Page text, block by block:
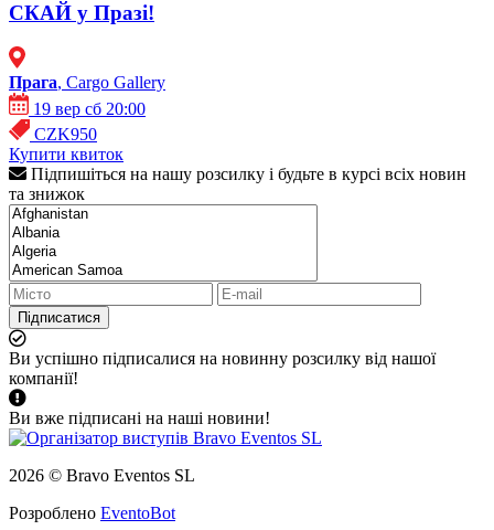
СКАЙ у Празі!
Прага, Cargo Gallery
19 вер сб 20:00
CZK950
Купити квиток
Підпишіться на нашу розсилку і будьте в курсі всіх новин
та знижок
Підписатися
Ви успішно підписалися на новинну розсилку від нашої
компанії!
Ви вже підписані на наші новини!
2026 © Bravo Eventos SL
Розроблено EventoBot